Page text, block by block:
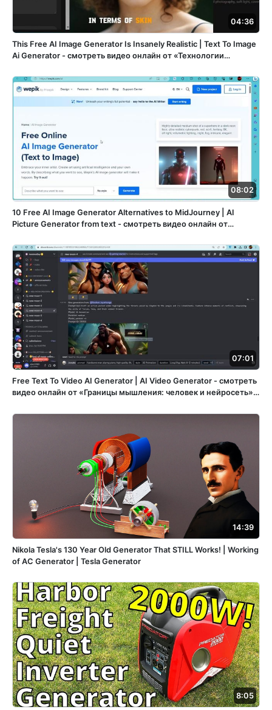
04:36
This Free AI Image Generator Is Insanely Realistic | Text To Image
Ai Generator - смотреть видео онлайн от «Технологии
30 декабря 2023 года в 19:28:41 00:04:36.
08:02
10 Free AI Image Generator Alternatives to MidJourney | AI
Picture Generator from text - смотреть видео онлайн от
декабря 2023 года в 9:25:20 00:08:02.
07:01
Free Text To Video AI Generator | AI Video Generator - смотреть
видео онлайн от «Границы мышления: человек и нейросеть» в
6:21:47 00:07:01.
14:39
Nikola Tesla's 130 Year Old Generator That STILL Works! | Working
of AC Generator | Tesla Generator
8:05